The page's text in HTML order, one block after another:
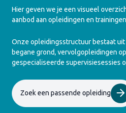
Hier geven we je een visueel
aanbod aan opleidingen en
Onze opleidingsstructuur bestaat
begane grond, vervolgopleidingen
gespecialiseerde supervisiesessies
Zoek een passende opleiding